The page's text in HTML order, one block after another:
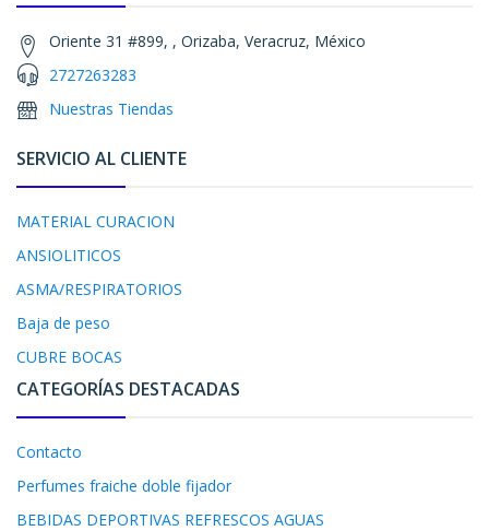
Oriente 31 #899, , Orizaba, Veracruz, México
2727263283
Nuestras Tiendas
SERVICIO AL CLIENTE
MATERIAL CURACION
ANSIOLITICOS
ASMA/RESPIRATORIOS
Baja de peso
CUBRE BOCAS
CATEGORÍAS DESTACADAS
Contacto
Perfumes fraiche doble fijador
BEBIDAS DEPORTIVAS REFRESCOS AGUAS